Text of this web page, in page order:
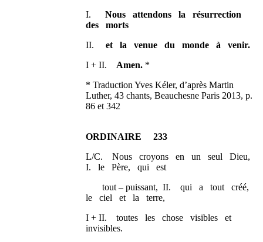
I.Nous attendons la résurrection
des morts
II.et la venue du monde à venir.
I + II. Amen. *
* Traduction Yves Kéler, d’après Martin
Luther, 43 chants, Beauchesne Paris 2013, p.
86 et 342
ORDINAIRE 233
L/C. Nous croyons en un seul Dieu,
I. le Père, qui est
tout – puissant, II. qui a tout créé,
le ciel et la terre,
I + II. toutes les chose visibles et
invisibles.